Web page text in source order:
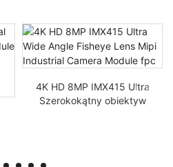
4K HD 8MP IMX415 Ultra
Szerokokątny obiektyw